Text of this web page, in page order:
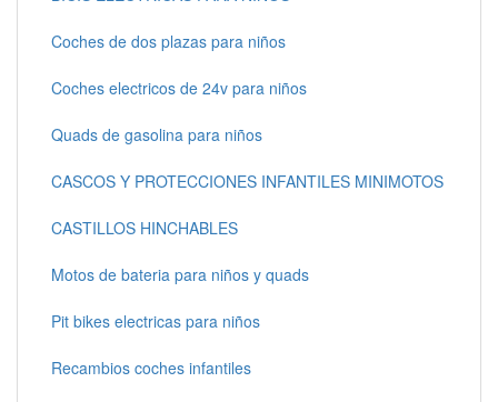
Coches de dos plazas para niños
Coches electricos de 24v para niños
Quads de gasolina para niños
CASCOS Y PROTECCIONES INFANTILES MINIMOTOS
CASTILLOS HINCHABLES
Motos de bateria para niños y quads
Pit bikes electricas para niños
Recambios coches infantiles